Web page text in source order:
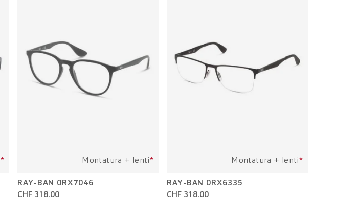
* Montatura + lenti*
RAY-BAN 0RX7046
CHF 318.00
Montatura + lenti*
RAY-BAN 0RX6335
CHF 318.00